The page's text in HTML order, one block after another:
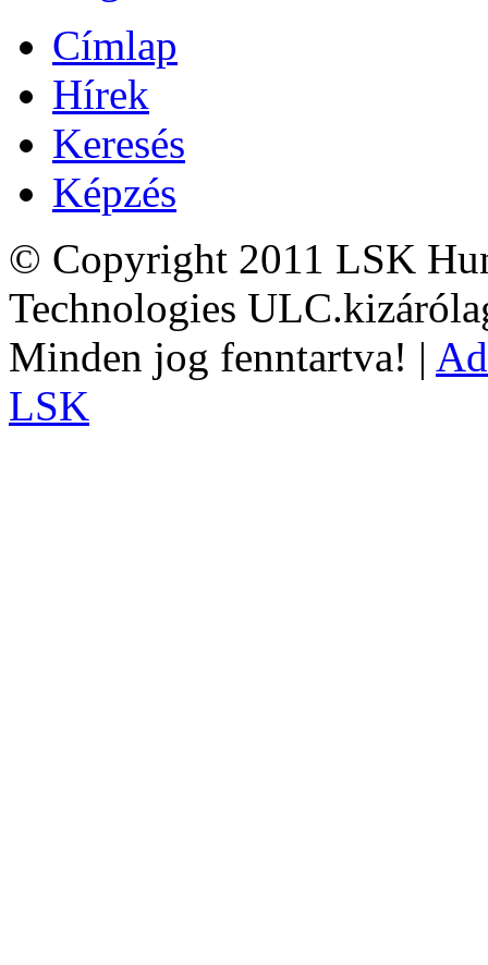
Címlap
Hírek
Keresés
Képzés
© Copyright 2011 LSK
Technologies
Minden jog fenntartva! |
LSK